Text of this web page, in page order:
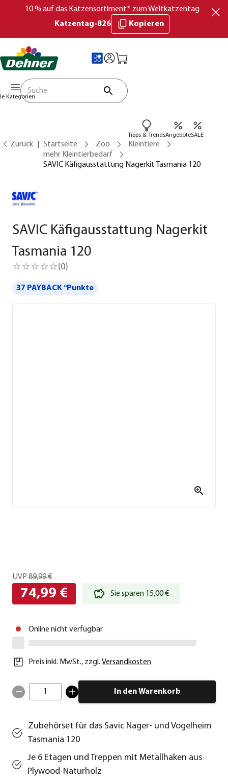
10 % auf das Katzensortiment* zum Weltkatzentag
Katzentag-826
Kopieren
Kategorien
Tipps & TrendsAngeboteSALE
Zurück Startseite Zoo
Kleintiere
mehr Kleintierbedarf
SAVIC Käfigausstattung Nagerkit Tasmania 120
SAVIC Käfigausstattung Nagerkit
Tasmania 120
(0)
37 PAYBACK °Punkte
UVP 89,99 €
74,99 € Sie sparen 15,00 €
Online nicht verfügbar
Preis inkl. MwSt., zzgl. Versandkosten
1 In den Warenkorb
Zubehörset für das Savic Nager- und Vogelheim
Tasmania 120
Je 6 Etagen und Treppen mit Metallhaken aus
Plywood-Naturholz